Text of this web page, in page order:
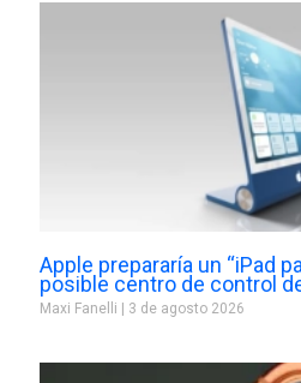
Apple prepararía un “iPad
posible centro de control
Maxi Fanelli 3 de agosto 2026